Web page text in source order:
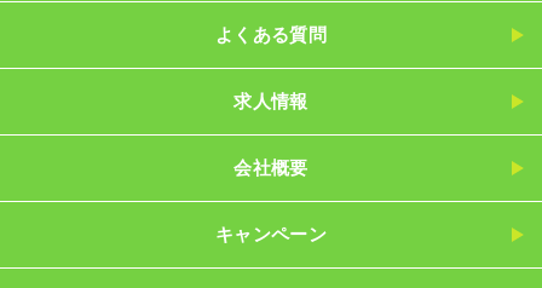
よくある質問
求人情報
会社概要
キャンペーン